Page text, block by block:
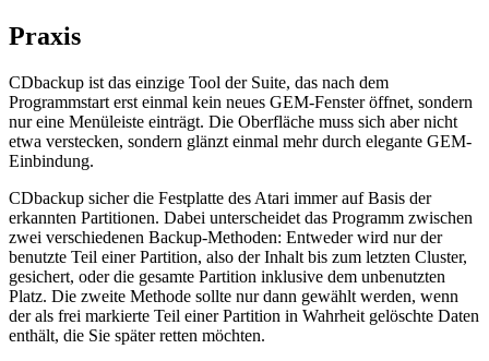
Praxis
CDbackup ist das einzige Tool der Suite, das nach dem
Programmstart erst einmal kein neues GEM-Fenster öffnet, sondern
nur eine Menüleiste einträgt. Die Oberfläche muss sich aber nicht
etwa verstecken, sondern glänzt einmal mehr durch elegante GEM-
Einbindung.
CDbackup sicher die Festplatte des Atari immer auf Basis der
erkannten Partitionen. Dabei unterscheidet das Programm zwischen
zwei verschiedenen Backup-Methoden: Entweder wird nur der
benutzte Teil einer Partition, also der Inhalt bis zum letzten Cluster,
gesichert, oder die gesamte Partition inklusive dem unbenutzten
Platz. Die zweite Methode sollte nur dann gewählt werden, wenn
der als frei markierte Teil einer Partition in Wahrheit gelöschte Daten
enthält, die Sie später retten möchten.